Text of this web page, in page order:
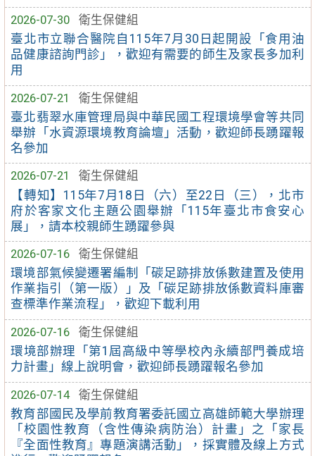
2026-07-30
衛生保健組
臺北市立聯合醫院自115年7月30日起開設「食用油
品健康諮詢門診」，歡迎有需要的師生及家長多加利
用
2026-07-21
衛生保健組
臺北翡翠水庫管理局與中華民國工程環境學會等共同
舉辦「水資源環境教育論壇」活動，歡迎師長踴躍報
名參加
2026-07-21
衛生保健組
【轉知】115年7月18日（六）至22日（三），北市
府於客家文化主題公園舉辦「115年臺北市食安心
展」，請本校親師生踴躍參與
2026-07-16
衛生保健組
環境部氣候變遷署編制「碳足跡排放係數建置及使用
作業指引（第一版）」及「碳足跡排放係數資料庫審
查標準作業流程」，歡迎下載利用
2026-07-16
衛生保健組
環境部辦理「第1屆高級中等學校內永續部門養成培
力計畫」線上說明會，歡迎師長踴躍報名參加
2026-07-14
衛生保健組
教育部國民及學前教育署委託國立高雄師範大學辦理
「校園性教育（含性傳染病防治）計畫」之「家長
『全面性教育』專題演講活動」，採實體及線上方式